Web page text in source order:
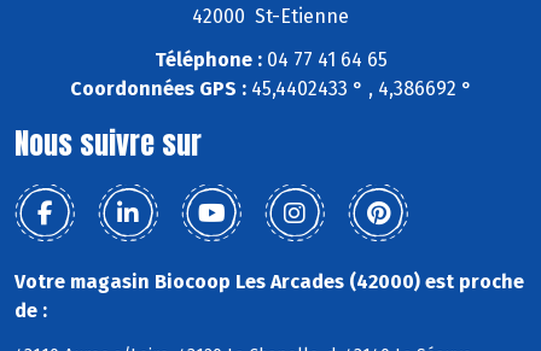
42000 St-Etienne
Téléphone :04 77 41 64 65
Coordonnées GPS :45,4402433 ° , 4,386692 °
Nous suivre sur
Votre magasin Biocoop Les Arcades (42000) est proche
de :